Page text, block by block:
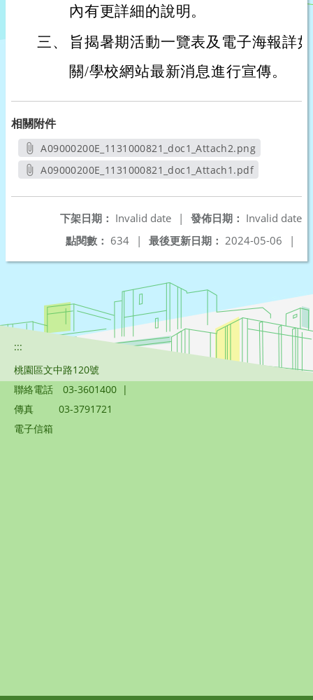
內有更詳細的說明。
三、
旨揭暑期活動一覽表及電子海報詳
關/學校網站最新消息進行宣傳。
相關附件
A09000200E_1131000821_doc1_Attach2.png
另開新視窗
A09000200E_1131000821_doc1_Attach1.pdf
發佈日期： Invalid date
下架日期： Invalid date
|
最後更新日期： 2024-05-06 |
點閱數： 634 |
:::
桃園區文中路120號
聯絡電話
03-3601400 |
傳真
03-3791721
電子信箱